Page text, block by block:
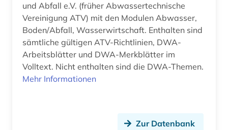
und Abfall e.V. (früher Abwassertechnische
Vereinigung ATV) mit den Modulen Abwasser,
Boden/Abfall, Wasserwirtschaft. Enthalten sind
sämtliche gültigen ATV-Richtlinien, DWA-
Arbeitsblätter und DWA-Merkblätter im
Volltext. Nicht enthalten sind die DWA-Themen.
Mehr Informationen
Zur Datenbank